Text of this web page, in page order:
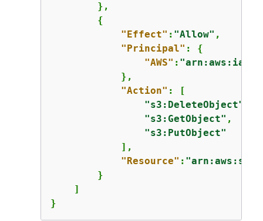
        },
{
"Effect" : "Allow" ,
"Principal" : {
"AWS" : "arn:aws:iam::
            },
"Action" : [
"s3:DeleteObject"
"s3:GetObject" ,
"s3:PutObject"
            ],
"Resource" :
        }
    ]
}